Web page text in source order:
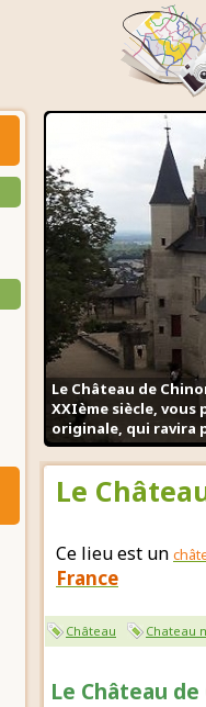
Le Château de
XXIème siècle,
originale, qui ravira
Le
Ce lieu est un
France
Château Chateau
Le Château de